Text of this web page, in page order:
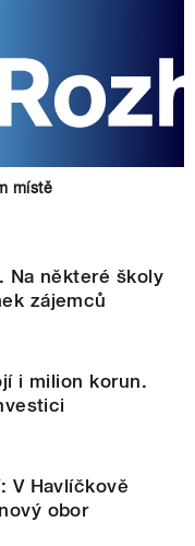
místě
Na některé školy
zájemců
i milion korun.
V Havlíčkově
obor